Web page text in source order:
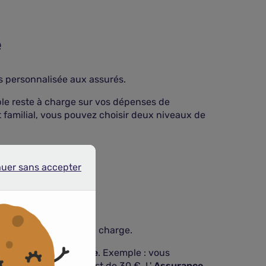
aux assurés.
reste à charge sur vos dépenses de
vous pouvez choisir deux niveaux de
sa prise en charge.
l' Assurance Maladie. Exemple : vous
sans accepter
sans accepter